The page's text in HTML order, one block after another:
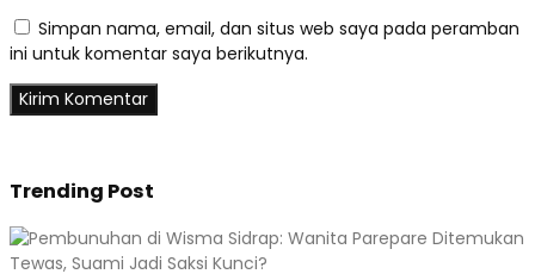
Simpan nama, email, dan situs web saya pada peramban
ini untuk komentar saya berikutnya.
Trending Post